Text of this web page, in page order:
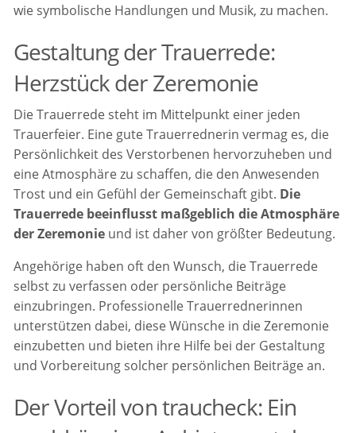
wie symbolische Handlungen und Musik, zu machen.
Gestaltung der Trauerrede:
Herzstück der Zeremonie
Die Trauerrede steht im Mittelpunkt einer jeden
Trauerfeier. Eine gute Trauerrednerin vermag es, die
Persönlichkeit des Verstorbenen hervorzuheben und
eine Atmosphäre zu schaffen, die den Anwesenden
Trost und ein Gefühl der Gemeinschaft gibt. Die
Trauerrede beeinflusst maßgeblich die Atmosphäre
der Zeremonie und ist daher von größter Bedeutung.
Angehörige haben oft den Wunsch, die Trauerrede
selbst zu verfassen oder persönliche Beiträge
einzubringen. Professionelle Trauerrednerinnen
unterstützen dabei, diese Wünsche in die Zeremonie
einzubetten und bieten ihre Hilfe bei der Gestaltung
und Vorbereitung solcher persönlichen Beiträge an.
Der Vorteil von traucheck: Ein